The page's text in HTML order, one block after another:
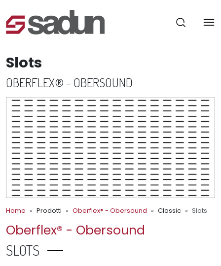
Slots
OBERFLEX® - OBERSOUND
Home Prodotti Oberflex® - Obersound Classic Slots
Oberflex® - Obersound
SLOTS